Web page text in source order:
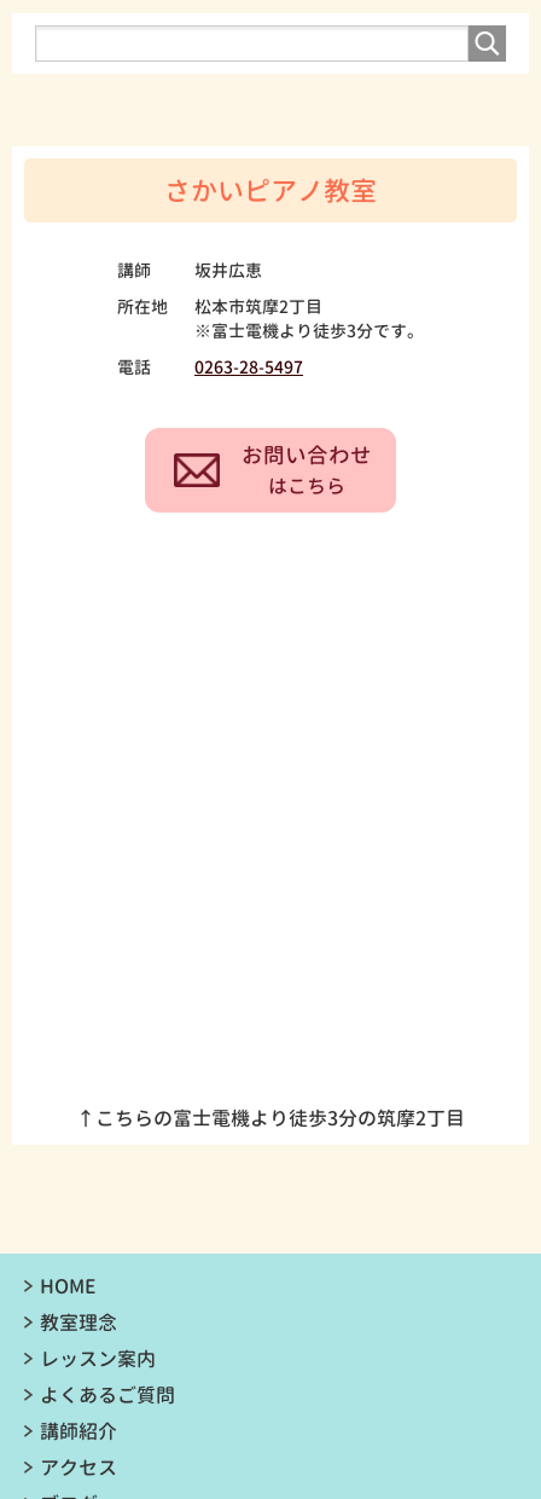
さかいピアノ教室
講師
坂井広恵
所在地
松本市筑摩2丁目
※富士電機より徒歩3分です。
電話
0263-28-5497
お問い合わせ
はこちら
↑こちらの富士電機より徒歩3分の筑摩2丁目
HOME
教室理念
レッスン案内
よくあるご質問
講師紹介
アクセス